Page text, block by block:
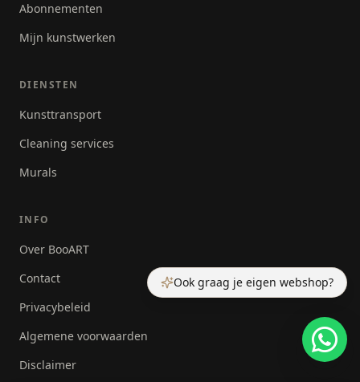
Ook graag je eigen webshop?
Abonnementen
Mijn kunstwerken
DIENSTEN
Kunsttransport
Cleaning services
Murals
INFO
Over BooART
Contact
Privacybeleid
Algemene voorwaarden
Disclaimer